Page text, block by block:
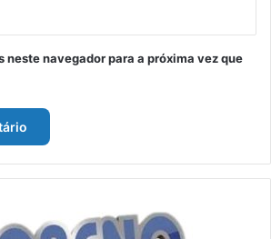
neste navegador para a próxima vez que